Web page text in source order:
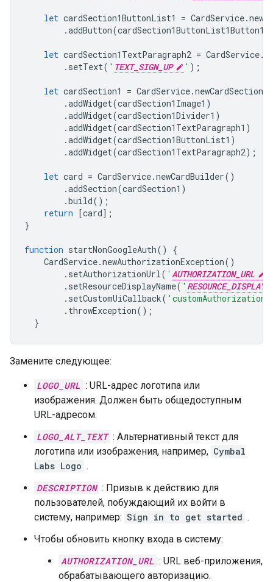
let cardSection1ButtonList1 = CardService.
.addButton(cardSection1ButtonList1Button1
let cardSection1TextParagraph2 = CardService.
. setText( ' TEXT_SIGN_UP ' );
let cardSection1 = CardService.newCardSection
.addWidget(cardSection1Image1 )
.addWidget(cardSection1Divider1 )
.addWidget(cardSection1TextParagraph1 )
.addWidget(cardSection1ButtonList1 )
.addWidget(cardSection1TextParagraph2);
let card = CardService.newCardBuilder()
.addSection(cardSection1 )
.build();
return [card];
}
function startNonGoogleAuth()
{
CardService.newAuthorizationException()
. setAuthorizationUrl( ' AUTHORIZATION_URL
. setResourceDisplayName( '
. setCustomUiCallback(
. throwException();
}
Замените следующее:
LOGO_URL : URL-адрес логотипа или
изображения. Должен быть общедоступным
URL-адресом.
LOGO_ALT_TEXT : Альтернативный текст для
логотипа или изображения, например, Cymbal
Labs Logo .
DESCRIPTION : Призыв к действию для
пользователей, побуждающий их войти в
систему, например: Sign in to get started .
Чтобы обновить кнопку входа в систему:
AUTHORIZATION_URL : URL веб-приложения,
обрабатывающего авторизацию.